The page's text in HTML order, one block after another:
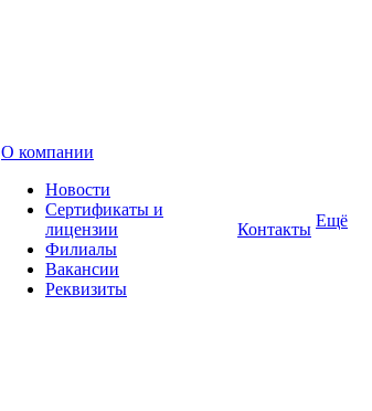
О компании
Новости
Сертификаты и
лицензии
Филиалы
Вакансии
Реквизиты
Контакты Ещё